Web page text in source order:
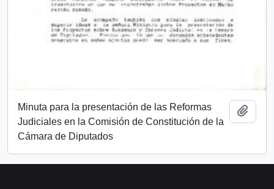
Minuta para la presentación de las Reformas
Judiciales en la Comisión de Constitución de la
Cámara de Diputados